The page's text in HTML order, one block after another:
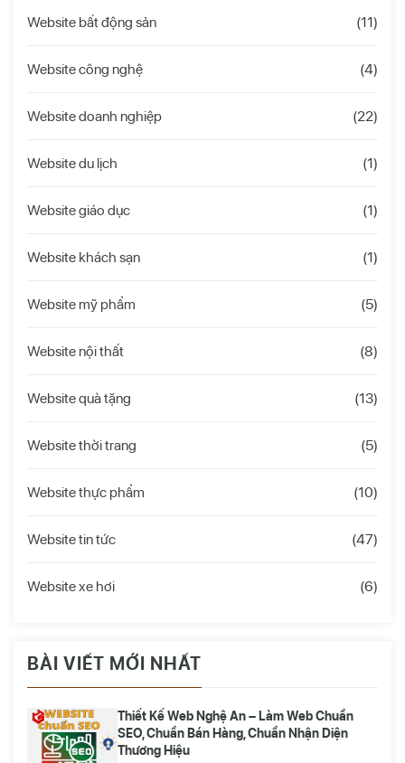
Website bất động sản (11)
Website công nghệ (4)
Website doanh nghiệp (22)
Website du lịch (1)
Website giáo dục (1)
Website khách sạn (1)
Website mỹ phẩm (5)
Website nội thất (8)
Website quà tặng (13)
Website thời trang (5)
Website thực phẩm (10)
Website tin tức (47)
Website xe hơi (6)
BÀI VIẾT MỚI NHẤT
Thiết Kế Web Nghệ An – Làm Web Chuẩn
SEO, Chuẩn Bán Hàng, Chuẩn Nhận Diện
Thương Hiệu